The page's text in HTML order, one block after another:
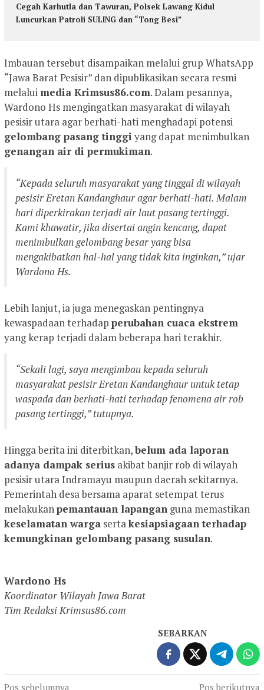
Cegah Karhutla dan Tawuran, Polsek Lawang Kidul
Luncurkan Patroli SULING dan “Tong Besi”
Imbauan tersebut disampaikan melalui grup WhatsApp
“Jawa Barat Pesisir” dan dipublikasikan secara resmi
melalui media Krimsus86.com. Dalam pesannya,
Wardono Hs mengingatkan masyarakat di wilayah
pesisir utara agar berhati-hati menghadapi potensi
gelombang pasang tinggi yang dapat menimbulkan
genangan air di permukiman.
“Kepada seluruh masyarakat yang tinggal di wilayah
pesisir Eretan Kandanghaur agar berhati-hati. Malam
hari diperkirakan terjadi air laut pasang tertinggi.
Kami khawatir, jika disertai angin kencang, dapat
menimbulkan gelombang besar yang bisa
mengakibatkan hal-hal yang tidak kita inginkan,” ujar
Wardono Hs.
Lebih lanjut, ia juga menegaskan pentingnya
kewaspadaan terhadap perubahan cuaca ekstrem
yang kerap terjadi dalam beberapa hari terakhir.
“Sekali lagi, saya mengimbau kepada seluruh
masyarakat pesisir Eretan Kandanghaur untuk tetap
waspada dan berhati-hati terhadap fenomena air rob
pasang tertinggi,” tutupnya.
Hingga berita ini diterbitkan,belum ada laporan
adanya dampak serius akibat banjir rob di wilayah
pesisir utara Indramayu maupun daerah sekitarnya.
Pemerintah desa bersama aparat setempat terus
melakukanpemantauan lapangan guna memastikan
keselamatan warga sertakesiapsiagaan terhadap
kemungkinan gelombang pasang susulan.
Wardono Hs
Koordinator Wilayah Jawa Barat
Tim Redaksi Krimsus86.com
SEBARKAN
Pos sebelumnya Pos berikutnya